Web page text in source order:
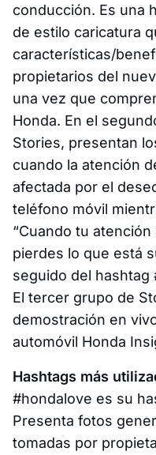
conducción. Es una
de estilo caricatura
características/
propietarios del
una vez que
Honda. En el
Stories, presentan
cuando la atención
afectada por el
teléfono móvil
“Cuando tu
pierdes lo que está
seguido del hashtag
El tercer grupo de
demostración en
automóvil Honda
Hashtags más
#hondalove es su
Presenta fotos
tomadas por